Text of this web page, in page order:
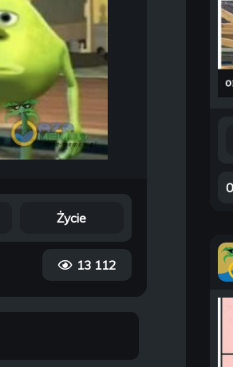
Życie
13 112
0